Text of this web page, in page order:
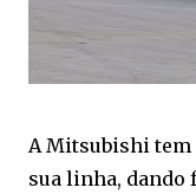
A Mitsubishi tem
sua linha, dando